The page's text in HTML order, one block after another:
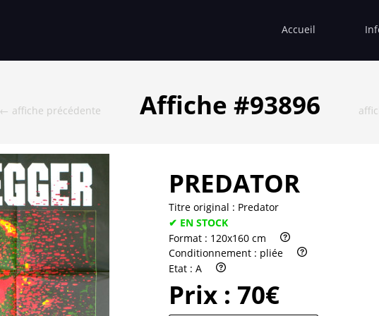
Accueil
← affiche précédente Affiche #93896
PREDATOR
Titre original : Predator
✔ EN STOCK
Format : 120x160 cm
Conditionnement : pliée
Etat : A
Prix : 70€